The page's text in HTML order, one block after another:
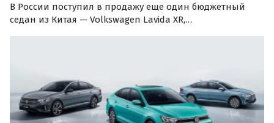
В России поступил в продажу еще один бюджетный
седан из Китая — Volkswagen Lavida XR,